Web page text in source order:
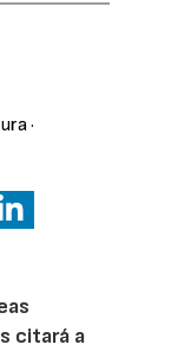
·
citará a